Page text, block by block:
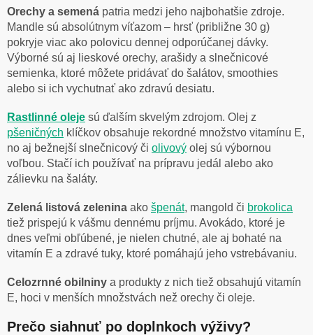
Orechy a semená patria medzi jeho najbohatšie zdroje.
Mandle sú absolútnym víťazom – hrsť (približne 30 g)
pokryje viac ako polovicu dennej odporúčanej dávky.
Výborné sú aj lieskové orechy, arašidy a slnečnicové
semienka, ktoré môžete pridávať do šalátov, smoothies
alebo si ich vychutnať ako zdravú desiatu.
Rastlinné oleje sú ďalším skvelým zdrojom. Olej z
pšeničných klíčkov obsahuje rekordné množstvo vitamínu E,
no aj bežnejší slnečnicový či olivový olej sú výbornou
voľbou. Stačí ich používať na prípravu jedál alebo ako
zálievku na šaláty.
Zelená listová zelenina ako špenát, mangold či brokolica
tiež prispejú k vášmu dennému príjmu. Avokádo, ktoré je
dnes veľmi obľúbené, je nielen chutné, ale aj bohaté na
vitamín E a zdravé tuky, ktoré pomáhajú jeho vstrebávaniu.
Celozrnné obilniny a produkty z nich tiež obsahujú vitamín
E, hoci v menších množstvách než orechy či oleje.
Prečo siahnuť po doplnkoch výživy?